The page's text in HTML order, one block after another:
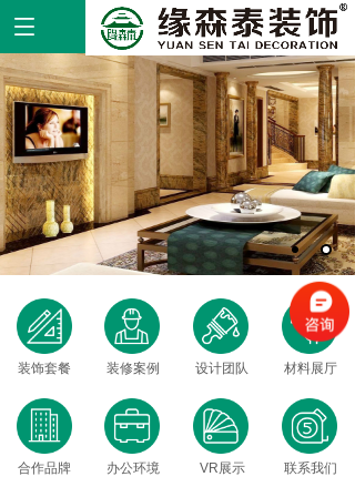
装饰套餐
联系我们
合作品牌 办公环境 VR展示
装修案例 设计团队 材料展厅